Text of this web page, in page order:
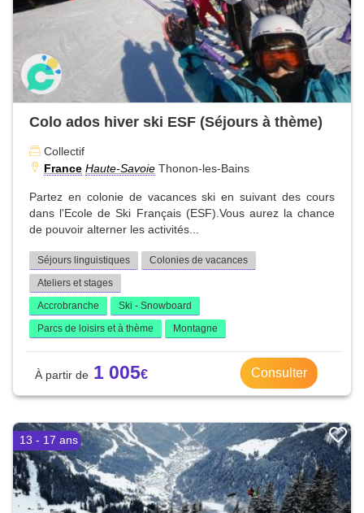
Colo ados hiver ski ESF (Séjours à thème)
Collectif
France Haute-Savoie Thonon-les-Bains
Partez en colonie de vacances ski en suivant des cours
dans l'Ecole de Ski Français (ESF).Vous aurez la chance
de pouvoir alterner les activités...
Séjours linguistiques
Colonies de vacances
Ateliers et stages
Accrobranche
Ski - Snowboard
Parcs de loisirs et à thème
Montagne
1 005 Consulter
13 - 17 ans